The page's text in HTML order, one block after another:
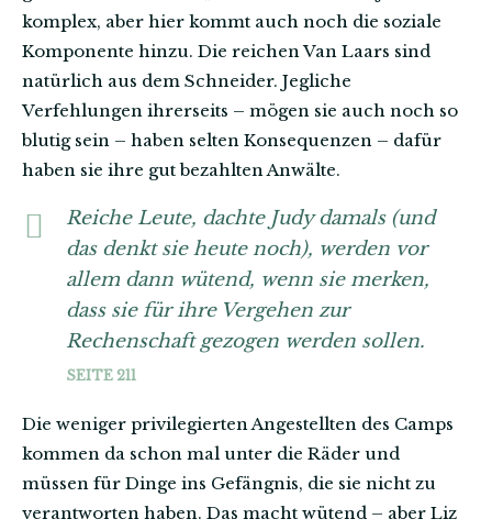
komplex, aber hier kommt auch noch die soziale
Komponente hinzu. Die reichen Van Laars sind
natürlich aus dem Schneider. Jegliche
Verfehlungen ihrerseits – mögen sie auch noch so
blutig sein – haben selten Konsequenzen – dafür
haben sie ihre gut bezahlten Anwälte.
Reiche Leute, dachte Judy damals (und
das denkt sie heute noch), werden vor
allem dann wütend, wenn sie merken,
dass sie für ihre Vergehen zur
Rechenschaft gezogen werden sollen.
SEITE 211
Die weniger privilegierten Angestellten des Camps
kommen da schon mal unter die Räder und
müssen für Dinge ins Gefängnis, die sie nicht zu
verantworten haben. Das macht wütend – aber Liz